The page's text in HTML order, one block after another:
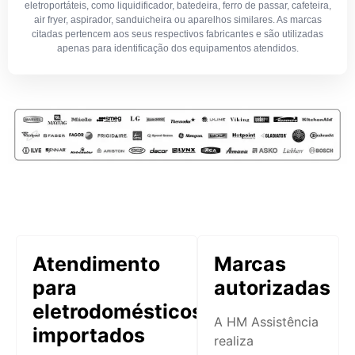
eletroportáteis, como liquidificador, batedeira, ferro de passar, cafeteira,
air fryer, aspirador, sanduicheira ou aparelhos similares. As marcas
citadas pertencem aos seus respectivos fabricantes e são utilizadas
apenas para identificação dos equipamentos atendidos.
Atendimento
para
eletrodomésticos
importados
Marcas
autorizadas
A HM Assistência
realiza